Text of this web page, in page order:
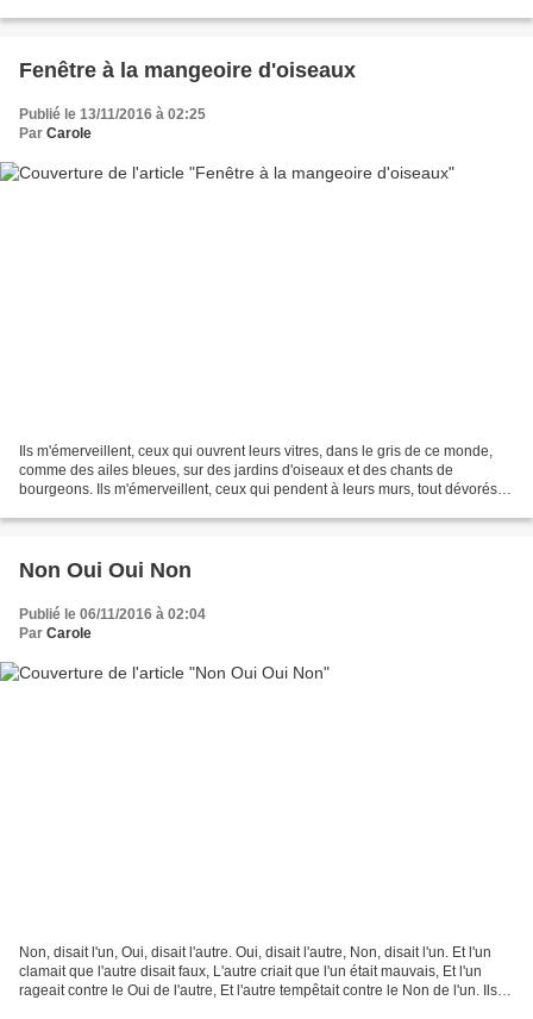
Fenêtre à la mangeoire d'oiseaux
Publié le 13/11/2016 à 02:25
Par Carole
Ils m'émerveillent, ceux qui ouvrent leurs vitres, dans le gris de ce monde,
comme des ailes bleues, sur des jardins d'oiseaux et des chants de
bourgeons. Ils m'émerveillent, ceux qui pendent à leurs murs, tout dévorés
Non Oui Oui Non
Publié le 06/11/2016 à 02:04
Par Carole
Non, disait l'un, Oui, disait l'autre. Oui, disait l'autre, Non, disait l'un. Et l'un
clamait que l'autre disait faux, L'autre criait que l'un était mauvais, Et l'un
rageait contre le Oui de l'autre, Et l'autre tempêtait contre le Non de l'un. Ils